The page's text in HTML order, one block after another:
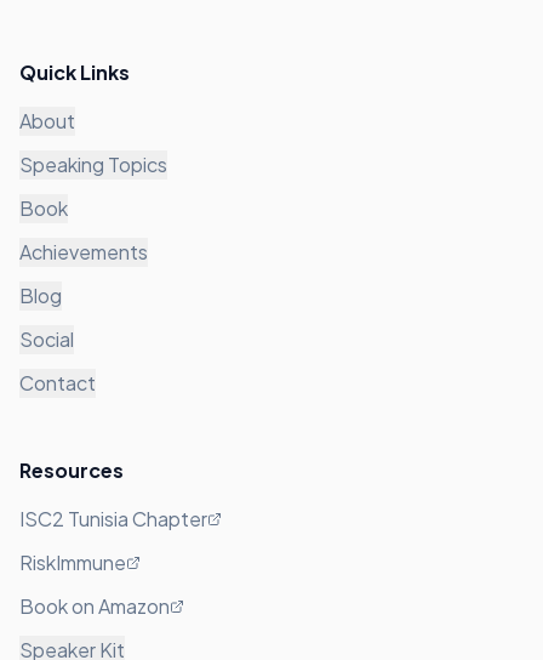
Quick Links
About
Speaking Topics
Book
Achievements
Blog
Social
Contact
Resources
ISC2 Tunisia Chapter
RiskImmune
Book on Amazon
Speaker Kit